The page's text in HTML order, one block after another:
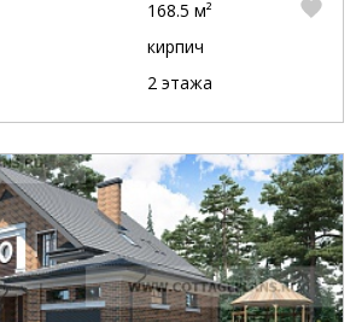
168.5 м²
кирпич
2 этажа